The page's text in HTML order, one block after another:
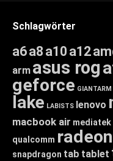
Schlagwörter
a6a8 a10 a12
arm asus rog
geforce GIANTARM
lake LABISTS lenovo
macbook air mediatek
qualcomm radeon
snapdragon tab tablet